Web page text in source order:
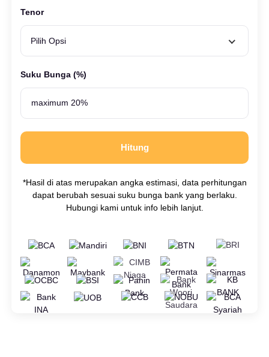
Tenor
Pilih Opsi
Suku Bunga (%)
Hitung
*Hasil di atas merupakan angka estimasi, data perhitungan
dapat berubah sesuai suku bunga bank yang berlaku.
Hubungi kami untuk info lebih lanjut.